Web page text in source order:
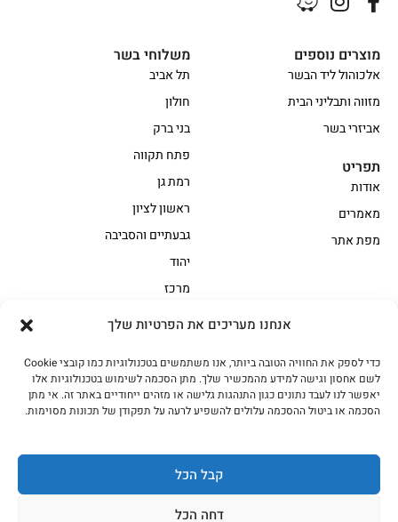
אנחנו מעריכים את הפרטיות שלך
כדי לספק את החוויה הטובה ביותר, אנו משתמשים בטכנולוגיות כמו קובצי Cookie
לשם אחסון וגישה למידע מהמכשיר שלך. מתן הסכמה לשימוש בטכנולוגיות אלו
יאפשר לנו לעבד נתונים כגון התנהגות גלישה או מזהים ייחודיים באתר זה. אי מתן
הסכמה או ביטול ההסכמה עלולים להשפיע לרעה על תפקודן של תכונות מסוימות.
קבל הכל
דחה הכל
אווז
בשר בקר משובח
בשר בקר עגלה משובח
בשר למעשנת
הודו
חלקים אחוריים
מיוחדי מסורת1
נתחי פנים
עוף
משלוחי בשר
תל אביב
חולון
בני ברק
פתח תקווה
רמת גן
ראשון לציון
גבעתיים והסביבה
יהוד
מרכז
מוצרים נוספים
אלכוהול ליד הבשר
מזווה ותבליני הבית
אביזרי בשר
תפריט
אודות
מאמרים
מפת אתר